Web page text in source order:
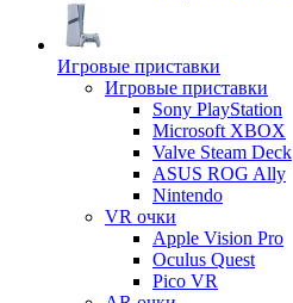
Игровые приставки
Игровые приставки
Sony PlayStation
Microsoft XBOX
Valve Steam Deck
ASUS ROG Ally
Nintendo
VR очки
Apple Vision Pro
Oculus Quest
Pico VR